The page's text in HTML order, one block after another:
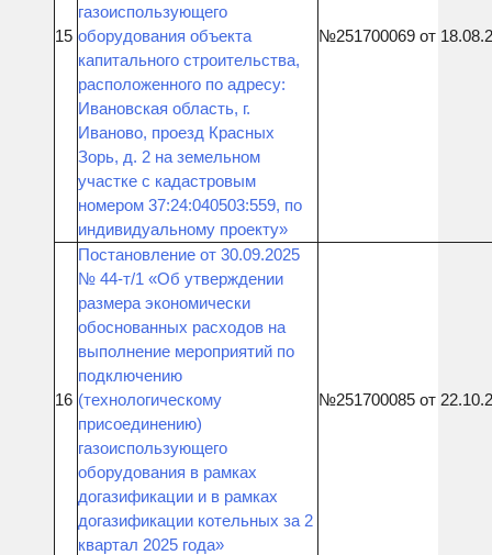
15
газоиспользующего
оборудования объекта
капитального строительства,
расположенного по адресу:
Ивановская область, г.
Иваново, проезд Красных
Зорь, д. 2 на земельном
участке с кадастровым
номером 37:24:040503:559, по
индивидуальному проекту»
№251700069 от
16
Постановление от 30.09.2025
№ 44-т/1 «Об утверждении
размера экономически
обоснованных расходов на
выполнение мероприятий по
подключению
(технологическому
присоединению)
газоиспользующего
оборудования в рамках
догазификации и в рамках
догазификации котельных за 2
квартал 2025 года»
№251700085 от